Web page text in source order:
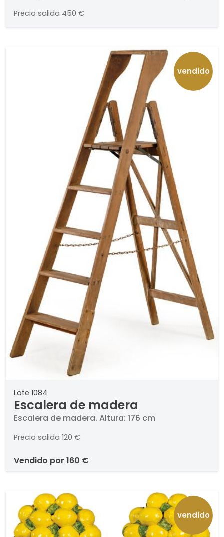
con inscripciones una de ellas es "Geschutzt"
marca utilizada antes de 1.883 con el
Precio salida 450 €
vendido
Lote 1084
Escalera de madera
Escalera de madera. Altura: 176 cm
Precio salida 120 €
vendido por 160 €
vendido